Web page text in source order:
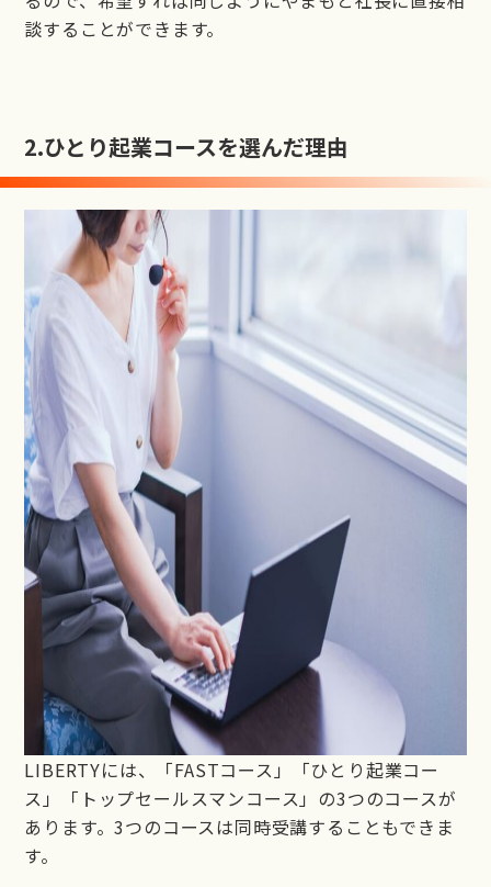
談することができます。
2.ひとり起業コースを選んだ理由
LIBERTYには、「FASTコース」「ひとり起業コー
ス」「トップセールスマンコース」の3つのコースが
あります。3つのコースは同時受講することもできま
す。